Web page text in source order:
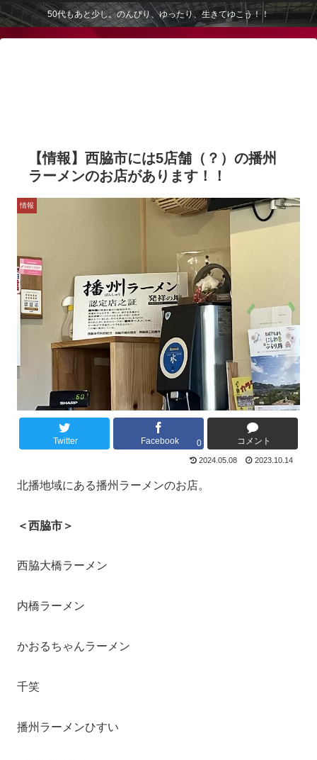
50代もあと少し。のんびり、ゆったり、生きてゆこう！！
【情報】西脇市には5店舗（？）の播州
ラーメンのお店があります！！
情報
Twitter Facebook 0 コメント
2024.05.08 2023.10.14
北播地域にある播州ラーメンのお店。
＜西脇市＞
西脇大橋ラーメン
内橋ラーメン
かおるちゃんラーメン
千笑
播州ラーメンひすい